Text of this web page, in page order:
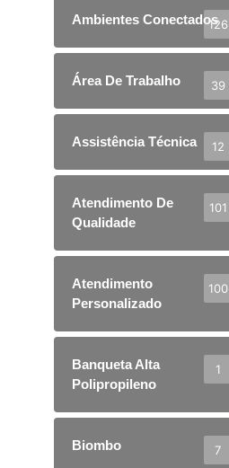
Ambientes Conectados126
Área De Trabalho 39
Assistência Técnica 12
Atendimento De
Qualidade
101
Atendimento
Personalizado
100
Banqueta Alta
Polipropileno
1
Biombo 7